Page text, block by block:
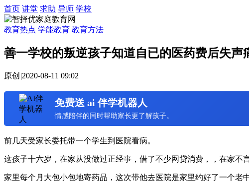
首页 讲堂 求助 导师 学校
教育热点 学能教育 教育方法
善一学校的叛逆孩子知道自已的医药费后失声
原创 |2020-08-11 09:02
免费送 ai 伴学机器人
情感陪伴的同时帮助家长更了解孩子。
前几天受家长委托带一个学生到医院看病。
这孩子十六岁，在家从没做过正经事，借了不少网贷消费，，在家
家里每个月大包小包地寄药品，这次带他去医院是家里约好了一个老